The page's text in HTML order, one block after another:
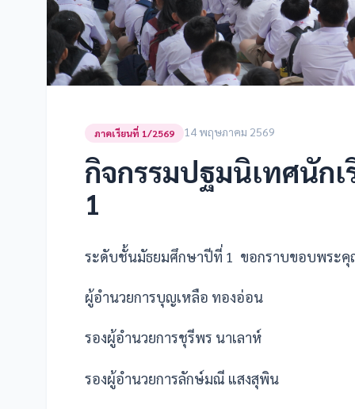
ภาคเรียนที่ 1/2569 14 พฤษภาคม 2569
กิจกรรมปฐมนิเทศนัก
1
ระดับชั้นมัธยมศึกษาปีที่ 1 ขอกราบขอบพระ
ผู้อำนวยการบุญเหลือ ทองอ่อน
รองผู้อำนวยการชุรีพร นาเลาห์
รองผู้อำนวยการลักษ์มณี แสงสุพิน